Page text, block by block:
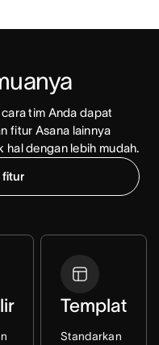
tim Anda dapat
fitur Asana lainnya
hal dengan lebih mudah.
fitur
Templat
Standarkan